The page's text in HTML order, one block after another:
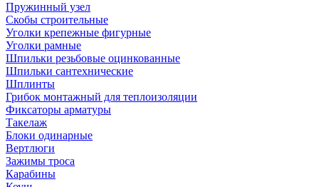
Пружинный узел
Скобы строительные
Уголки крепежные фигурные
Уголки рамные
Шпильки резьбовые оцинкованные
Шпильки сантехнические
Шплинты
Грибок монтажный для теплоизоляции
Фиксаторы арматуры
Такелаж
Блоки одинарные
Вертлюги
Зажимы троса
Карабины